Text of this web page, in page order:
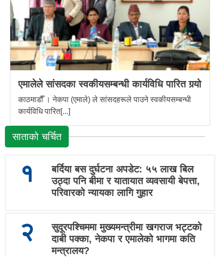
एमालेले सांसदका स्वकीयसम्बन्धी कार्यविधि पारित गर्‍यो
काठमाडौँ । नेकपा (एमाले) ले सांसदहरूले पाउने स्वकीयसम्बन्धी
कार्यविधि पारित[...]
साताको चर्चित
१
बर्दिया बस दुर्घटना अपडेट: ५५ लाख बिल
उठ्दा पनि बीमा र यातायात व्यवसायी बेपत्ता,
परिवारको न्यायका लागि गुहार
२
सुदूरपश्चिममा मुख्यमन्त्रीमा खगराज भट्टको
दाबी पक्का, नेकपा र एमालेको भागमा कति
मन्त्रालय?